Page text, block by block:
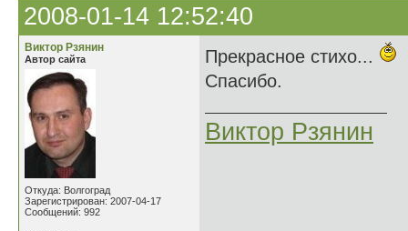
2008-01-14 12:52:40
Виктор Рзянин
Автор сайта
Откуда: Волгоград
Зарегистрирован: 2007-04-17
Сообщений: 992
Прекрасное стихо...
Спасибо.
Виктор Рзянин